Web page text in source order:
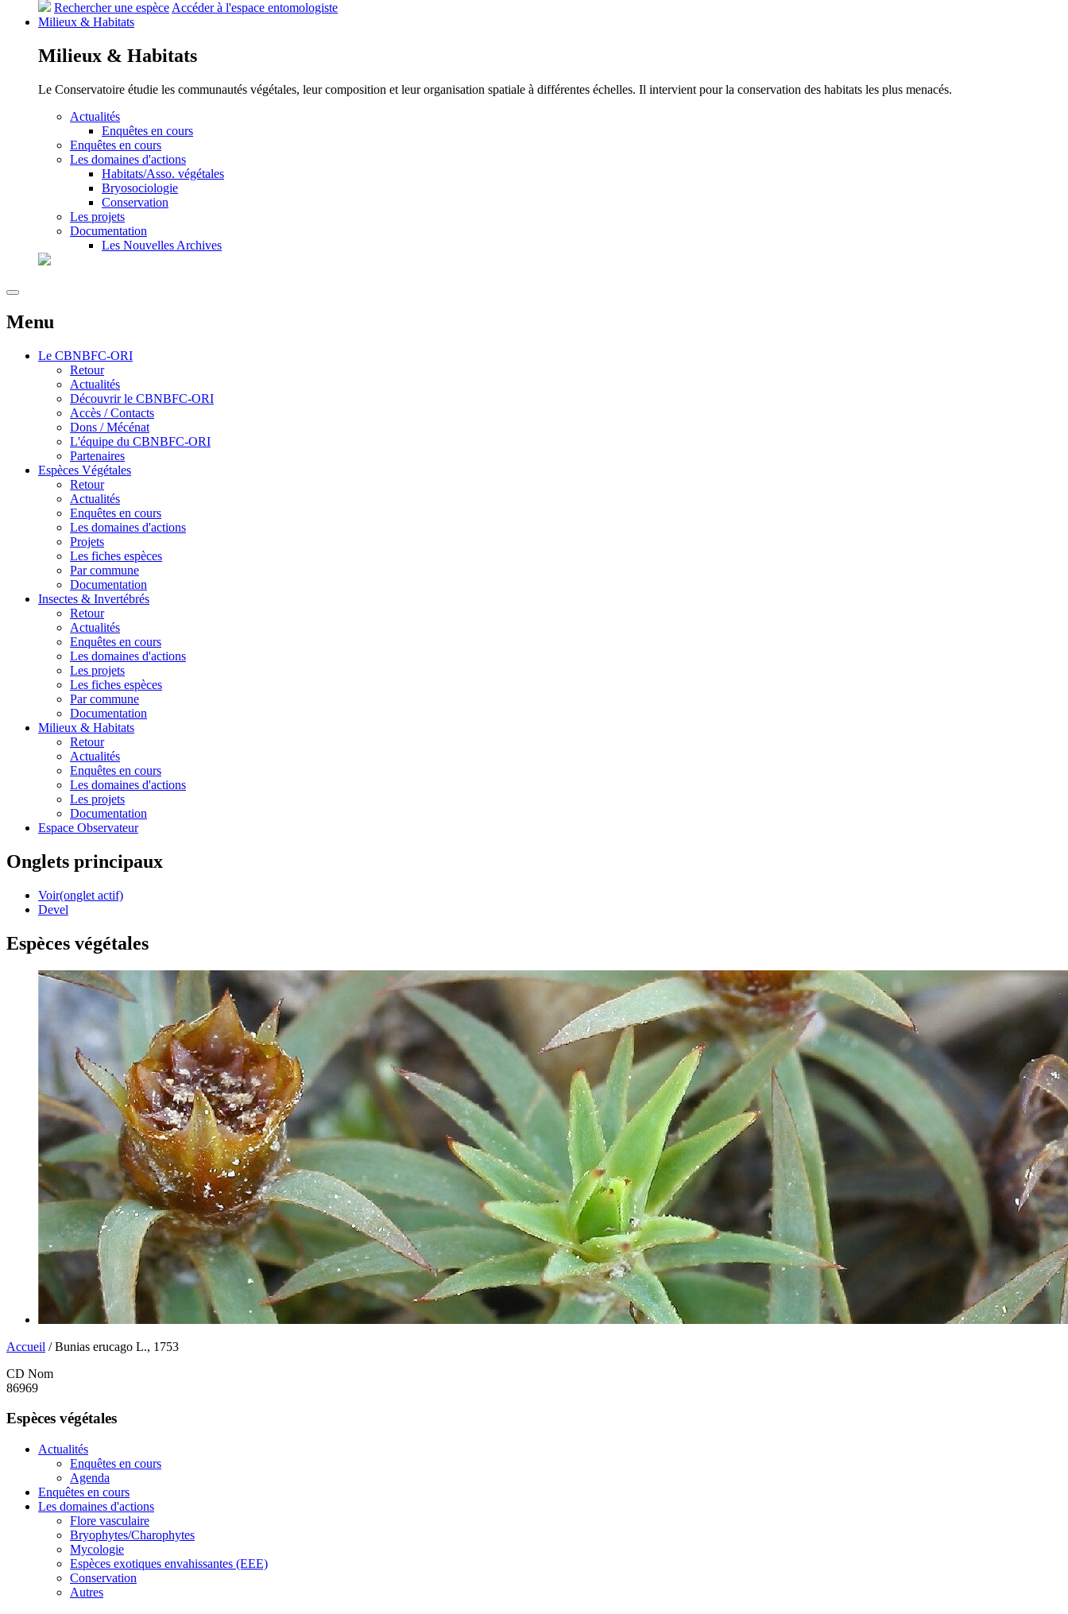
Rechercher une espèce Accéder à l'espace entomologiste
Milieux & Habitats
Milieux & Habitats
Le Conservatoire étudie les communautés végétales, leur composition et leur organisation spatiale à différentes échelles. Il intervient pour la conservation des habitats les plus menacés.
Actualités
Enquêtes en cours
Enquêtes en cours
Les domaines d'actions
Habitats/Asso. végétales
Bryosociologie
Conservation
Les projets
Documentation
Les Nouvelles Archives
Menu
Le CBNBFC-ORI
Retour
Actualités
Découvrir le CBNBFC-ORI
Accès / Contacts
Dons / Mécénat
L'équipe du CBNBFC-ORI
Partenaires
Espèces Végétales
Retour
Actualités
Enquêtes en cours
Les domaines d'actions
Projets
Les fiches espèces
Par commune
Documentation
Insectes & Invertébrés
Retour
Actualités
Enquêtes en cours
Les domaines d'actions
Les projets
Les fiches espèces
Par commune
Documentation
Milieux & Habitats
Retour
Actualités
Enquêtes en cours
Les domaines d'actions
Les projets
Documentation
Espace Observateur
Onglets principaux
Voir(onglet actif)
Devel
Espèces végétales
Accueil / Bunias erucago L., 1753
CD Nom
86969
Espèces végétales
Actualités
Enquêtes en cours
Agenda
Enquêtes en cours
Les domaines d'actions
Flore vasculaire
Bryophytes/Charophytes
Mycologie
Espèces exotiques envahissantes (EEE)
Conservation
Autres